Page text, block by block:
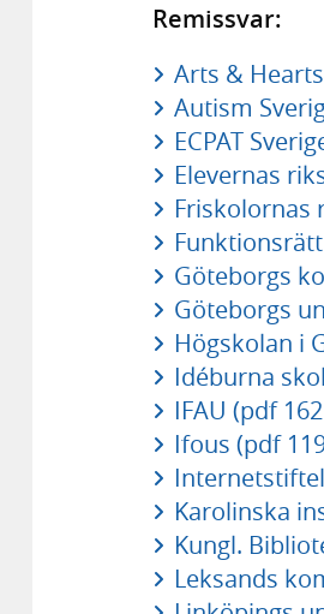
Remissvar:
Arts &
Autism
ECPAT
Elevernas
Friskolornas
Göteborgs
Göteborgs
Högskolan i
Idéburna
IFAU (pdf
Ifous (pdf
Karolinska
Kungl.
Leksands